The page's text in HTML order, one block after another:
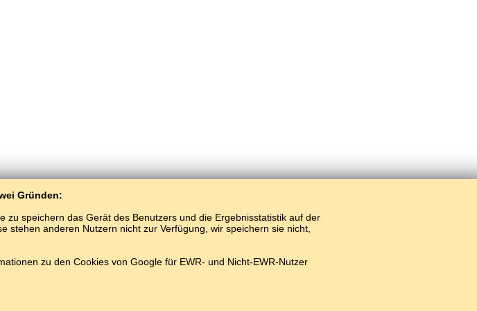
Gründen:
zu speichern das Gerät des Benutzers und die Ergebnisstatistik auf der
stehen anderen Nutzern nicht zur Verfügung, wir speichern sie nicht,
zu den Cookies von Google für EWR- und Nicht-EWR-Nutzer
a wukńće litawšćina słowa online.#